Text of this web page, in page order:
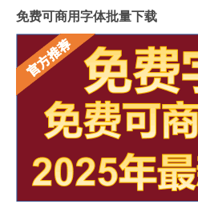
免费可商用字体批量下载